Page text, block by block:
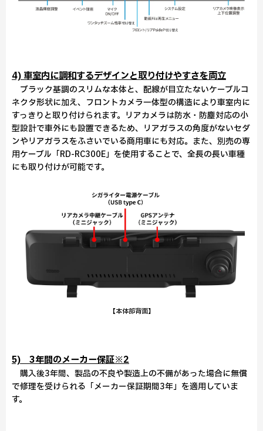
4) 車室内に調和するデザインと取り付けやすさを両立
ブラック基調のスリムな本体と、配線が目立たないケーブルコ
ネクタ形状に加え、フロントカメラ一体型の構造により車室内に
すっきりと取り付けられます。リアカメラは防水・防塵対応の小
型設計で車外にも設置できるため、リアガラスの角度がないセダ
ンやリアガラスをふさいでいる商用車にも対応。また、別売の専
用ケーブル「RD-RC300E」を使用することで、全長の長い車種
にも取り付けが可能です。
【本体部背面】
5) 3年間のメーカー保証※2
購入後3年間、製品の不良や製造上の不備があった場合に無償
で修理を受けられる「メーカー保証期間3年」を適用していま
す。